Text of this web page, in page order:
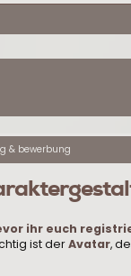
& bewerbung
ihr euch
ist derAvatar,